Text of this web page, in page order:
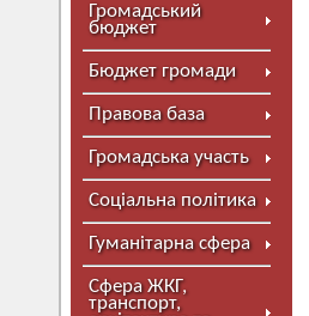
Громадський
бюджет
Бюджет громади
Правова база
Громадська участь
Соціальна політика
Гуманітарна сфера
Сфера ЖКГ,
транспорт,